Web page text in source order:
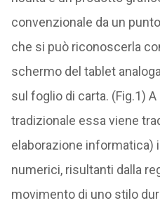
convenzionale da un
che si può riconoscerla
schermo del tablet
sul foglio di carta. (Fig.1)
tradizionale essa viene
elaborazione informatica)
numerici, risultanti dalla
movimento di uno stilo